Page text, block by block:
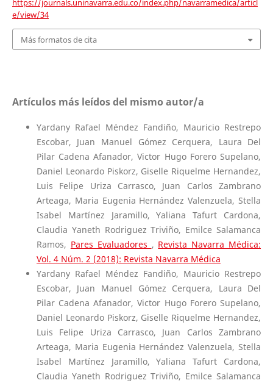
https://journals.uninavarra.edu.co/index.php/navarramedica/articl
e/view/34
Más formatos de cita
Artículos más leídos del mismo autor/a
Yardany Rafael Méndez Fandiño, Mauricio Restrepo
Escobar, Juan Manuel Gómez Cerquera, Laura Del
Pilar Cadena Afanador, Victor Hugo Forero Supelano,
Daniel Leonardo Piskorz, Giselle Riquelme Hernandez,
Luis Felipe Uriza Carrasco, Juan Carlos Zambrano
Arteaga, Maria Eugenia Hernández Valenzuela, Stella
Isabel Martínez Jaramillo, Yaliana Tafurt Cardona,
Claudia Yaneth Rodriguez Triviño, Emilce Salamanca
Ramos, Pares Evaluadores , Revista Navarra Médica:
Vol. 4 Núm. 2 (2018): Revista Navarra Médica
Yardany Rafael Méndez Fandiño, Mauricio Restrepo
Escobar, Juan Manuel Gómez Cerquera, Laura Del
Pilar Cadena Afanador, Victor Hugo Forero Supelano,
Daniel Leonardo Piskorz, Giselle Riquelme Hernandez,
Luis Felipe Uriza Carrasco, Juan Carlos Zambrano
Arteaga, Maria Eugenia Hernández Valenzuela, Stella
Isabel Martínez Jaramillo, Yaliana Tafurt Cardona,
Claudia Yaneth Rodriguez Triviño, Emilce Salamanca